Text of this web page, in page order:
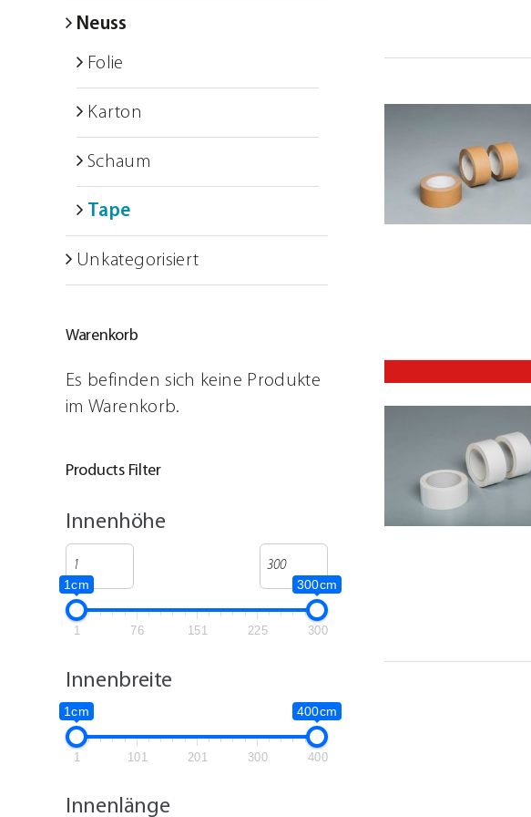
Neuss
Folie
Karton
Schaum
Tape
Unkategorisiert
Warenkorb
Es befinden sich keine Produkte
im Warenkorb.
Products Filter
Innenhöhe
1cm 300cm
1 76 151 225 300
Innenbreite
1cm 400cm
1 101 201 300 400
Innenlänge
Schulungen
ARTSECO Blog – Stories und Infos
Jobs
Kontakt